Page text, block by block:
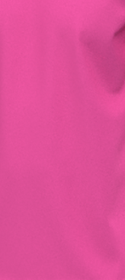
est à récupérer auprès du
équipements du club